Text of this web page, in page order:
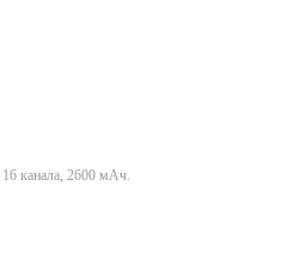
канала, 2600 мАч.